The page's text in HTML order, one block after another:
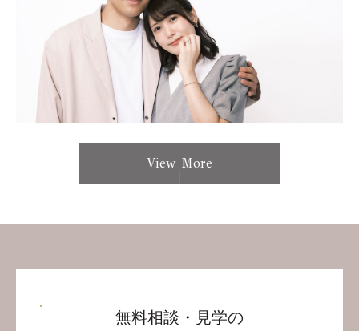
View More
無料相談・見学の